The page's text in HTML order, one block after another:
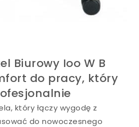
Biurowy Ioo W B
do pracy, który
który łączy wygodę z
do nowoczesnego